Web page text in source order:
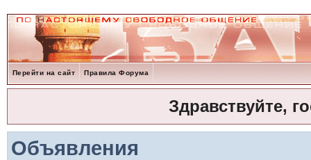
Перейти на сайт Правила Форума
Здравствуйте,
Объявления